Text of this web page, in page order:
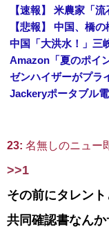
23: 名無しのニュー
>>1
その前にタレン
共同確認書なん